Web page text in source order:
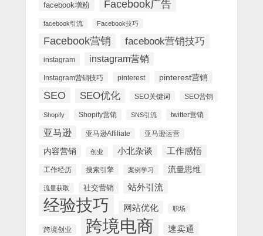
facebook增粉 Facebook广告
facebook引流 Facebook技巧
Facebook营销 facebook营销技巧
instagram instagram营销
Instagram营销技巧 pinterest pinterest营销
SEO SEO优化 SEO关键词 SEO营销
Shopify Shopify营销 SNS引流 twitter营销
亚马逊 亚马逊Affiliate 亚马逊运营
内容营销 创业 小北杂谈 工作感悟
工作经历 搜索引擎 案例学习 流量思维
流量获取 社交营销 站外引流
经验技巧 网站优化 职场
跨境创业 跨境电商 速卖通